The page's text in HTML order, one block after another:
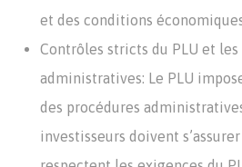
et des conditions
Contrôles stricts du PLU et les
administratives: Le PLU
des procédures
investisseurs doivent